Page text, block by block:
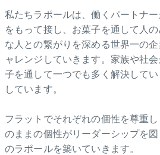
私たちラポールは、働くパートナ
をもって接し、お菓子を通して人
な人との繋がりを深める世界一の
ャレンジしていきます。家族や社
子を通して一つでも多く解決して
しています。
フラットでそれぞれの個性を尊重
のままの個性がリーダーシップを
のラポールを築いていきます。